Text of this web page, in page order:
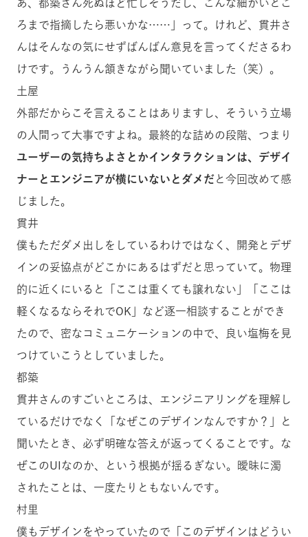
あ、都築さん死ぬほど忙しそうだし、こんな細かいとこ
ろまで指摘したら悪いかな……」って。けれど、貫井さ
んはそんなの気にせずばんばん意見を言ってくださるわ
けです。うんうん頷きながら聞いていました（笑）。
土屋
外部だからこそ言えることはありますし、そういう立場
の人間って大事ですよね。最終的な詰めの段階、つまり
ユーザーの気持ちよさとかインタラクションは、デザイ
ナーとエンジニアが横にいないとダメだと今回改めて感
じました。
貫井
僕もただダメ出しをしているわけではなく、開発とデザ
インの妥協点がどこかにあるはずだと思っていて。物理
的に近くにいると「ここは重くても譲れない」「ここは
軽くなるならそれでOK」など逐一相談することができ
たので、密なコミュニケーションの中で、良い塩梅を見
つけていこうとしていました。
都築
貫井さんのすごいところは、エンジニアリングを理解し
ているだけでなく「なぜこのデザインなんですか？」と
聞いたとき、必ず明確な答えが返ってくることです。な
ぜこのUIなのか、という根拠が揺るぎない。曖昧に濁
されたことは、一度たりともないんです。
村里
僕もデザインをやっていたので「このデザインはどうい